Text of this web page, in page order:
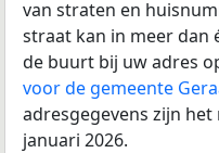
van straten en
straat kan in meer dan
de buurt bij uw adres
voor de gemeente
adresgegevens zijn
januari 2026.